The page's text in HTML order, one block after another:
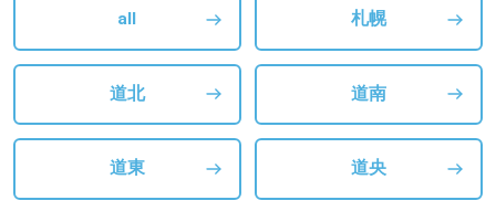
all 札幌
道北 道南
道東 道央